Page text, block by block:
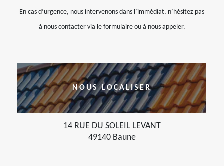
En cas d’urgence, nous intervenons dans l’immédiat, n’hésitez pas
à nous contacter via le formulaire ou à nous appeler.
NOUS LOCALISER
14 RUE DU SOLEIL LEVANT
49140 Baune